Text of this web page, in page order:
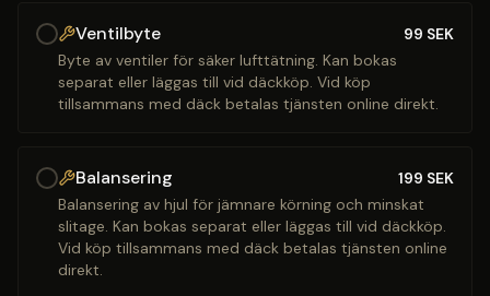
Ventilbyte 99 SEK
Byte av ventiler för säker lufttätning. Kan bokas
separat eller läggas till vid däckköp. Vid köp
tillsammans med däck betalas tjänsten online direkt.
Balansering 199 SEK
Balansering av hjul för jämnare körning och minskat
slitage. Kan bokas separat eller läggas till vid däckköp.
Vid köp tillsammans med däck betalas tjänsten online
direkt.